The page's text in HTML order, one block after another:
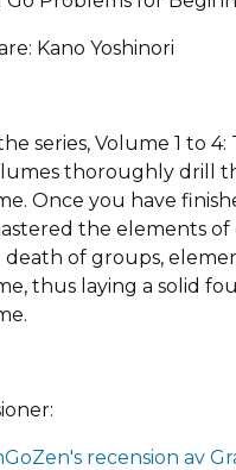
Kano Yoshinori
series, Volume 1 to
thoroughly drill
Once you have
the elements
death of groups,
thus laying a solid
recension av